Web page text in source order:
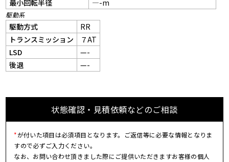
最小回転半径 —-m
駆動系
駆動方式
RR
トランスミッション
７AT
LSD
—-
後退
—-
状態確認・見積依頼などのご相談
*が付いた項目は必須項目となります。ご返信等に必要な情報となりま
すので必ずご入力ください。
なお、お問い合わせ頂きました際にご提供いただきますお客様の個人